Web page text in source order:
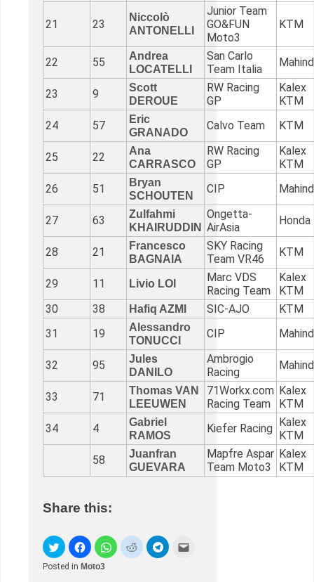
21 23
Niccolò
ANTONELLI
Junior Team
GO&FUN
Moto3
KTM
22 55
Andrea
LOCATELLI
San Carlo
Team Italia
23 9
Scott
DEROUE
RW Racing
GP
Kalex
KTM
24
57
Eric
GRANADO
Calvo Team KTM
25 22
Ana
CARRASCO
RW Racing
GP
Kalex
KTM
26
51
Bryan
SCHOUTEN
CIP
27 63
Zulfahmi
KHAIRUDDIN
Ongetta-
AirAsia
Honda
28 21
Francesco
BAGNAIA
SKY Racing
Team VR46
KTM
29 11 Livio LOI
Marc VDS
Racing Team
Kalex
KTM
30
38 Hafiq AZMI SIC-AJO
KTM
31
19
Alessandro
TONUCCI
CIP
32 95
Jules
DANILO
Ambrogio
Racing
33 71
Thomas VAN
LEEUWEN
71Workx.com
Racing Team
Kalex
KTM
34
4
Gabriel
RAMOS
Kiefer Racing Kalex
KTM
58
Juanfran
GUEVARA
Mapfre Aspar
Team Moto3
Kalex
KTM
Share this:
Posted in Moto3